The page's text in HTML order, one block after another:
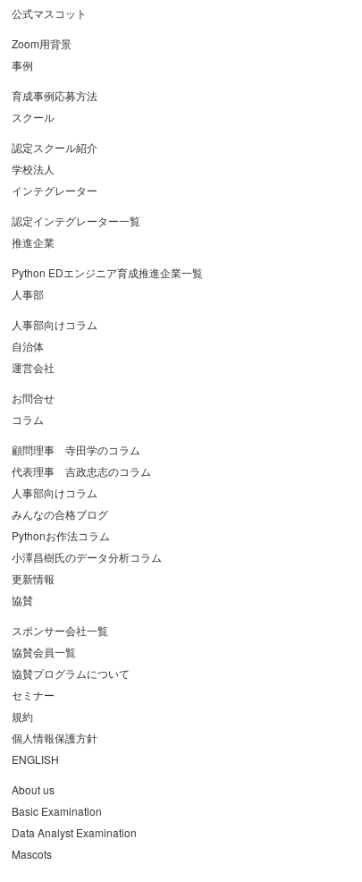
公式マスコット
Zoom用背景
事例
育成事例応募方法
スクール
認定スクール紹介
学校法人
インテグレーター
認定インテグレーター一覧
推進企業
Python EDエンジニア育成推進企業一覧
人事部
人事部向けコラム
自治体
運営会社
お問合せ
コラム
顧問理事 寺田学のコラム
代表理事 吉政忠志のコラム
人事部向けコラム
みんなの合格ブログ
Pythonお作法コラム
小澤昌樹氏のデータ分析コラム
更新情報
協賛
スポンサー会社一覧
協賛会員一覧
協賛プログラムについて
セミナー
規約
個人情報保護方針
ENGLISH
About us
Basic Examination
Data Analyst Examination
Mascots